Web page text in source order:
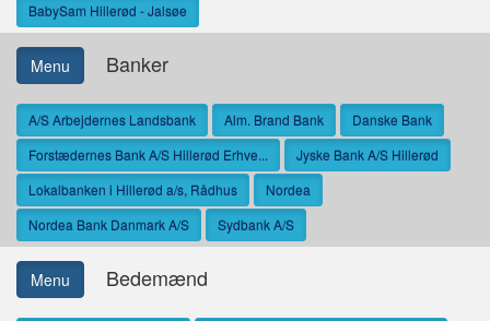
BabySam Hillerød - Jalsøe
Menu Banker
A/S Arbejdernes Landsbank Alm. Brand Bank
Danske Bank
Forstædernes Bank A/S Hillerød Erhve...
Jyske Bank A/S Hillerød
Lokalbanken i Hillerød a/s, Rådhus
Nordea
Nordea Bank Danmark A/S
Sydbank A/S
Menu Bedemænd